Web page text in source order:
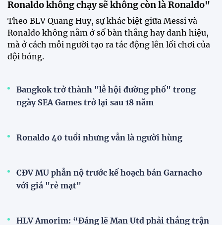
Ronaldo không chạy sẽ không còn là Ronaldo"
Theo BLV Quang Huy, sự khác biệt giữa Messi và
Ronaldo không nằm ở số bàn thắng hay danh hiệu,
mà ở cách mỗi người tạo ra tác động lên lối chơi của
đội bóng.
Bangkok trở thành "lễ hội đường phố" trong
ngày SEA Games trở lại sau 18 năm
Ronaldo 40 tuổi nhưng vẫn là người hùng
CĐV MU phẫn nộ trước kế hoạch bán Garnacho
với giá "rẻ mạt"
HLV Amorim: “Đáng lẽ Man Utd phải thắng trận